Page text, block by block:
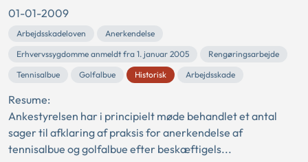
01-01-2009
Arbejdsskadeloven
Anerkendelse
Erhvervssygdomme anmeldt fra 1. januar 2005
Rengøringsarbejde
Tennisalbue
Golfalbue Historisk Arbejdsskade
Resume:
Ankestyrelsen har i principielt møde behandlet et antal
sager til afklaring af praksis for anerkendelse af
tennisalbue og golfalbue efter beskæftigels...